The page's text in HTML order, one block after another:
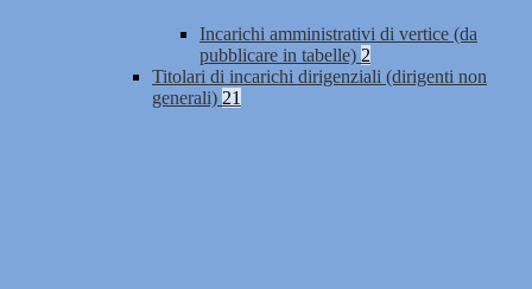
Incarichi amministrativi di vertice (da
pubblicare in tabelle) 2
Titolari di incarichi dirigenziali (dirigenti non
generali) 21